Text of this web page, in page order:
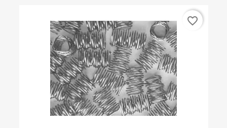
favorite_border